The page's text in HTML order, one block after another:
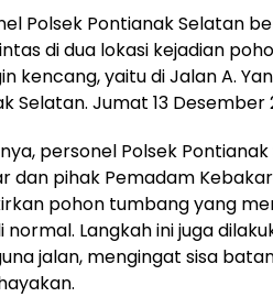
Polsek Pontianak Selatan
di dua lokasi kejadian
kencang, yaitu di Jalan A.
Selatan. Jumat 13 Desember
personel Polsek
dan pihak Pemadam
pohon tumbang yang
Langkah ini juga
jalan, mengingat sisa